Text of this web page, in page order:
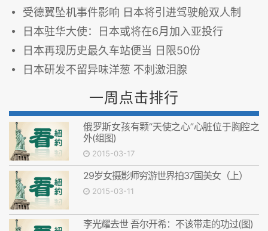
受德翼坠机事件影响 日本将引进驾驶舱双人制
日本驻华大使：日本或将在6月加入亚投行
日本再现历史最久车站便当 日限50份
日本研发不留异味洋葱 不刺激泪腺
一周点击排行
俄罗斯女孩有颗“天使之心”心脏位于胸腔之
外(组图)
2015-03-17
29岁女摄影师穷游世界拍37国美女（上）
2015-03-11
李光耀去世 吾尔开希：不该带走的功过(图)